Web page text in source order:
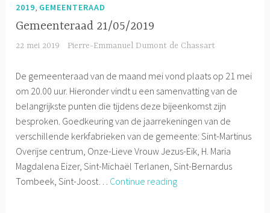
2019, GEMEENTERAAD
Gemeenteraad 21/05/2019
22 mei 2019 Pierre-Emmanuel Dumont de Chassart
De gemeenteraad van de maand mei vond plaats op 21 mei
om 20.00 uur. Hieronder vindt u een samenvatting van de
belangrijkste punten die tijdens deze bijeenkomst zijn
besproken. Goedkeuring van de jaarrekeningen van de
verschillende kerkfabrieken van de gemeente: Sint-Martinus
Overijse centrum, Onze-Lieve Vrouw Jezus-Eik, H. Maria
Magdalena Eizer, Sint-Michaël Terlanen, Sint-Bernardus
Tombeek, Sint-Joost… Continue readingGemeenteraad